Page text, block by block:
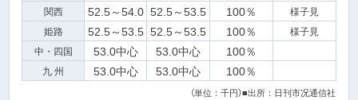
関西 52.5～54.0 52.5～53.5 100％
様子見
姫路
52.5～53.5 52.5～53.5 100％
様子見
中・四国
53.0中心 53.0中心 100％
九 州 53.0中心 53.0中心 100％
（単位：千円）■出所：日刊市况通信社